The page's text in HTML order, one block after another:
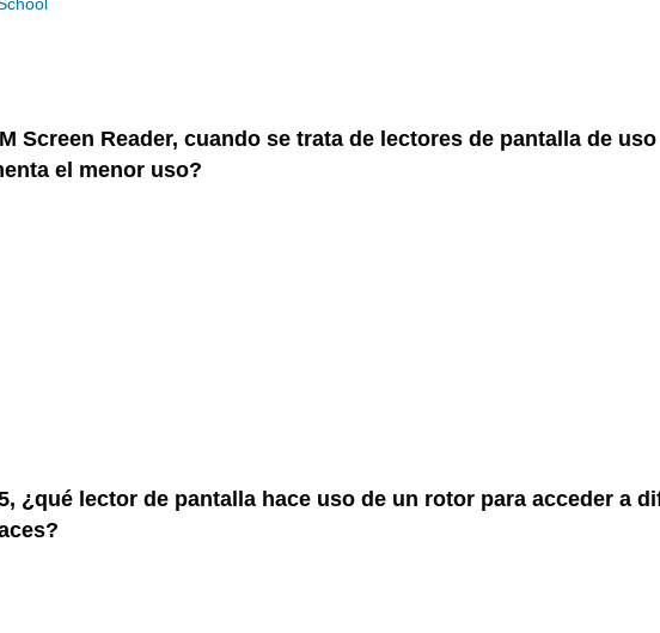
Screen Reader, cuando se trata de lectores de pantalla de
el menor uso?
¿qué lector de pantalla hace uso de un rotor para acceder a